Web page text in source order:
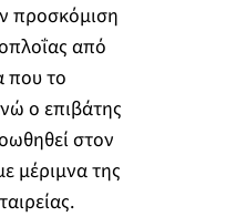
προσκόμιση
από
που το
ο επιβάτης
στον
μέριμνα της